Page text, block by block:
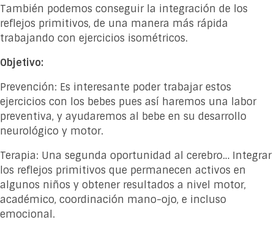
También podemos conseguir la integración de los
reflejos primitivos, de una manera más rápida
trabajando con ejercicios isométricos.
Objetivo:
Prevención: Es interesante poder trabajar estos
ejercicios con los bebes pues así haremos una labor
preventiva, y ayudaremos al bebe en su desarrollo
neurológico y motor.
Terapia: Una segunda oportunidad al cerebro… Integrar
los reflejos primitivos que permanecen activos en
algunos niños y obtener resultados a nivel motor,
académico, coordinación mano-ojo, e incluso
emocional.